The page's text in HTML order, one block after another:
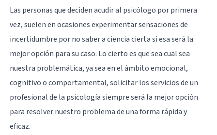
Las personas que deciden acudir al psicólogo por primera
vez, suelen en ocasiones experimentar sensaciones de
incertidumbre por no saber a ciencia cierta si esa será la
mejor opción para su caso. Lo cierto es que sea cual sea
nuestra problemática, ya sea en el ámbito emocional,
cognitivo o comportamental, solicitar los servicios de un
profesional de la psicología siempre será la mejor opción
para resolver nuestro problema de una forma rápida y
eficaz.